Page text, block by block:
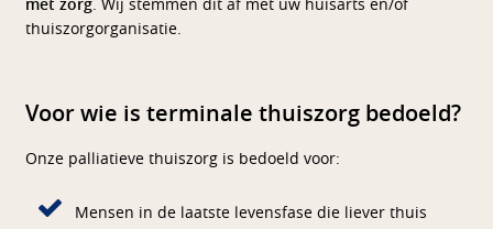
met zorg. Wij stemmen dit af met uw huisarts en/of
thuiszorgorganisatie.
Voor wie is terminale thuiszorg bedoeld?
Onze palliatieve thuiszorg is bedoeld voor:
Mensen in de laatste levensfase die liever thuis